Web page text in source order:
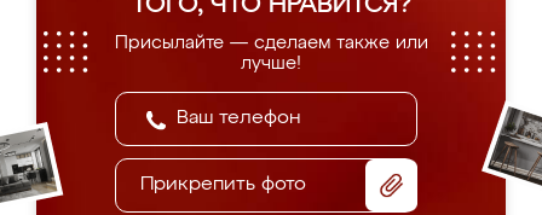
ТОГО, ЧТО НРАВИТСЯ?
Присылайте — сделаем также или
лучше!
Прикрепить фото